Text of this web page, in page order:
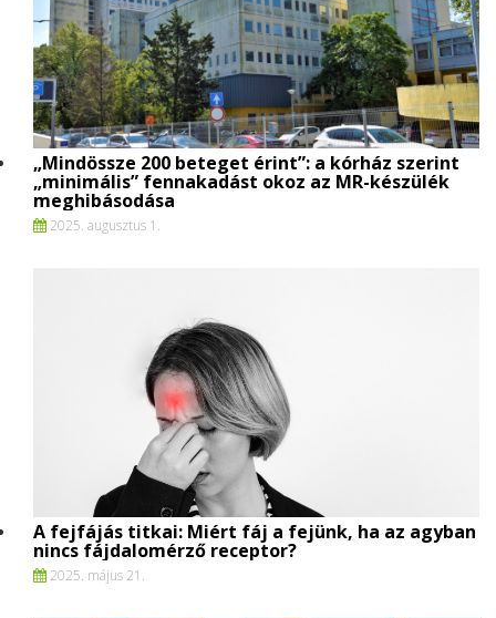
„Mindössze 200 beteget érint”: a kórház szerint
„minimális” fennakadást okoz az MR-készülék
meghibásodása
2025. augusztus 1.
A fejfájás titkai: Miért fáj a fejünk, ha az agyban
nincs fájdalomérző receptor?
2025. május 21.